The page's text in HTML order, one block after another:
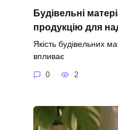
Будівельні
продукцію для
Якість будівельних
впливає
0 2